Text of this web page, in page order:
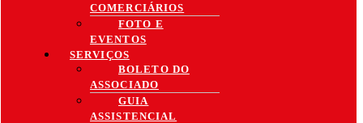
COMERCIÁRIOS
FOTO E
EVENTOS
SERVIÇOS
BOLETO DO
ASSOCIADO
GUIA
ASSISTENCIAL